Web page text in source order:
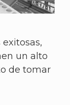
un alto
de tomar